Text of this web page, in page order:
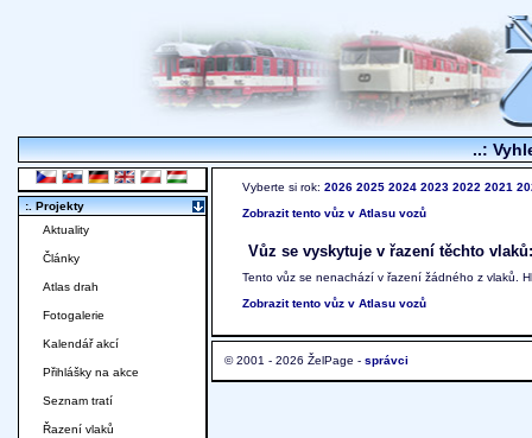
..:
Vyberte si rok: 2026 2025 2024 2023 2022 2021
Zobrazit tento vůz v Atlasu vozů
Vůz se vyskytuje v řazení těchto vlaků:
Tento vůz se nenachází v řazení žádného z vlaků.
Zobrazit tento vůz v Atlasu vozů
© 2001 - 2026 ŽelPage - správci
:. Projekty
Aktuality
Články
Atlas drah
Fotogalerie
Kalendář akcí
Přihlášky na akce
Seznam tratí
Řazení vlaků